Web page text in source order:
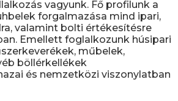
vagyunk. Fő profilunk a
forgalmazása mind ipari,
valamint bolti értékesítésre
Emellett foglalkozunk húsipari
műbelek,
böllérkellékek
és nemzetközi viszonylatban